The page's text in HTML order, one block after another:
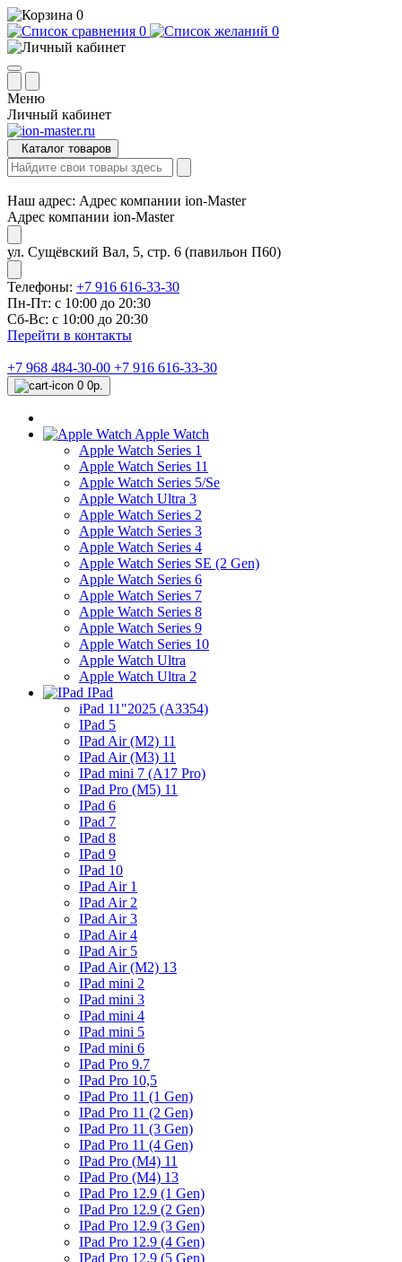
0
0
0
Меню
Личный кабинет
Каталог товаров
Наш адрес: Адрес компании ion-Master
Адрес компании ion-Master
ул. Сущёвский Вал, 5, стр. 6 (павильон П60)
Телефоны: +7 916 616-33-30
Пн-Пт: с 10:00 до 20:30
Сб-Вс: с 10:00 до 20:30
Перейти в контакты
+7 968 484-30-00 +7 916 616-33-30
0 0р.
Apple Watch
Apple Watch Series 1
Apple Watch Series 11
Apple Watch Series 5/Se
Apple Watch Ultra 3
Apple Watch Series 2
Apple Watch Series 3
Apple Watch Series 4
Apple Watch Series SE (2 Gen)
Apple Watch Series 6
Apple Watch Series 7
Apple Watch Series 8
Apple Watch Series 9
Apple Watch Series 10
Apple Watch Ultra
Apple Watch Ultra 2
IPad
iPad 11"2025 (A3354)
IPad 5
IPad Air (M2) 11
IPad Air (M3) 11
IPad mini 7 (A17 Pro)
IPad Pro (M5) 11
IPad 6
IPad 7
IPad 8
IPad 9
IPad 10
IPad Air 1
IPad Air 2
IPad Air 3
IPad Air 4
IPad Air 5
IPad Air (M2) 13
IPad mini 2
IPad mini 3
IPad mini 4
IPad mini 5
IPad mini 6
IPad Pro 9.7
IPad Pro 10,5
IPad Pro 11 (1 Gen)
IPad Pro 11 (2 Gen)
IPad Pro 11 (3 Gen)
IPad Pro 11 (4 Gen)
IPad Pro (M4) 11
IPad Pro (M4) 13
IPad Pro 12.9 (1 Gen)
IPad Pro 12.9 (2 Gen)
IPad Pro 12.9 (3 Gen)
IPad Pro 12.9 (4 Gen)
IPad Pro 12.9 (5 Gen)